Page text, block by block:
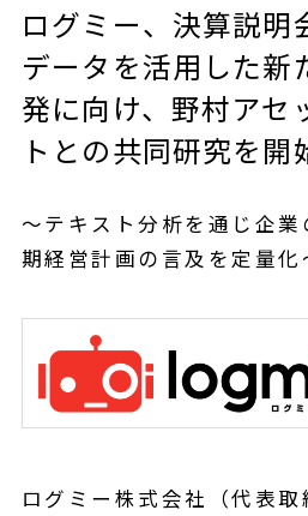
ログミー、決算説明
データを活用した新
発に向け、野村アセ
トとの共同研究を開
〜テキスト分析を通じ企
期経営計画の言及を定量化
ログミー株式会社（代表